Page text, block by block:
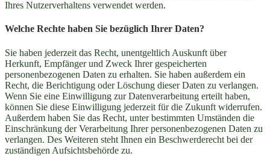
Ihres Nutzerverhaltens verwendet werden.
Welche Rechte haben Sie bezüglich Ihrer Daten?
Sie haben jederzeit das Recht, unentgeltlich Auskunft über
Herkunft, Empfänger und Zweck Ihrer gespeicherten
personenbezogenen Daten zu erhalten. Sie haben außerdem ein
Recht, die Berichtigung oder Löschung dieser Daten zu verlangen.
Wenn Sie eine Einwilligung zur Datenverarbeitung erteilt haben,
können Sie diese Einwilligung jederzeit für die Zukunft widerrufen.
Außerdem haben Sie das Recht, unter bestimmten Umständen die
Einschränkung der Verarbeitung Ihrer personenbezogenen Daten zu
verlangen. Des Weiteren steht Ihnen ein Beschwerderecht bei der
zuständigen Aufsichtsbehörde zu.